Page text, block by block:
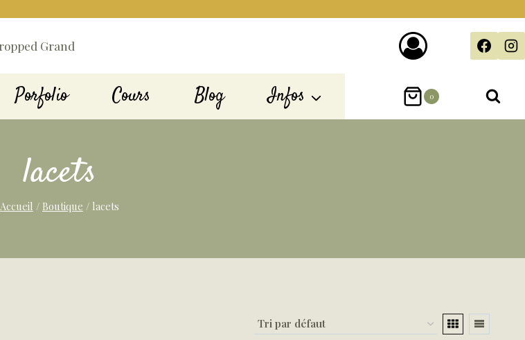
Porfolio Cours Blog Infos 0
lacets
Accueil / Boutique / lacets